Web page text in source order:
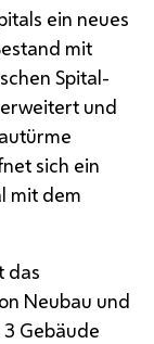
ein neues
mit
Spital-
und
sich ein
mit dem
das
Neubau und
Gebäude